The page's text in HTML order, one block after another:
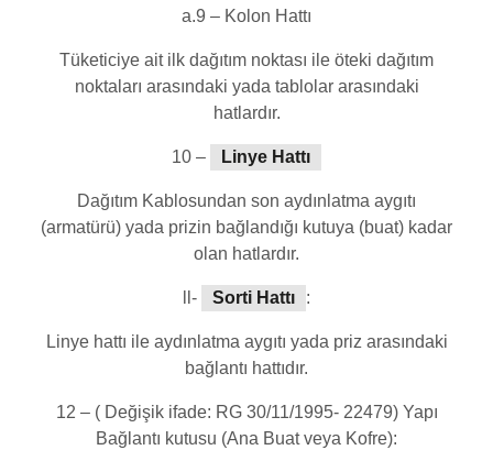
a.9 – Kolon Hattı
Tüketiciye ait ilk dağıtım noktası ile öteki dağıtım
noktaları arasındaki yada tablolar arasındaki
hatlardır.
10 – Linye Hattı
Dağıtım Kablosundan son aydınlatma aygıtı
(armatürü) yada prizin bağlandığı kutuya (buat) kadar
olan hatlardır.
ll- Sorti Hattı :
Linye hattı ile aydınlatma aygıtı yada priz arasındaki
bağlantı hattıdır.
12 – ( Değişik ifade: RG 30/11/1995- 22479) Yapı
Bağlantı kutusu (Ana Buat veya Kofre):